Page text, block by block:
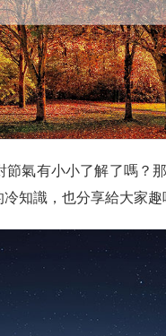
氣有小小了解了嗎？
知識，也分享給大家趣